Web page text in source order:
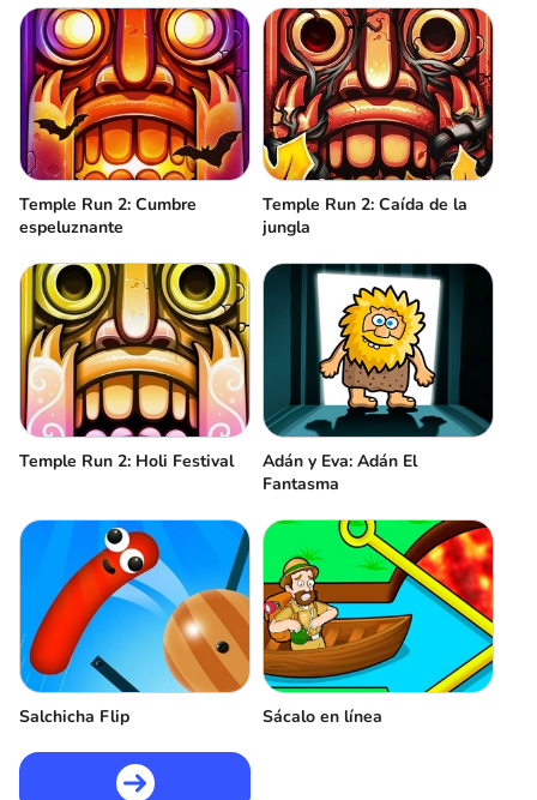
Temple Run 2: Cumbre
espeluznante
Temple Run 2: Caída de la
jungla
Temple Run 2: Holi Festival
Adán y Eva: Adán El
Fantasma
Salchicha Flip Sácalo en línea